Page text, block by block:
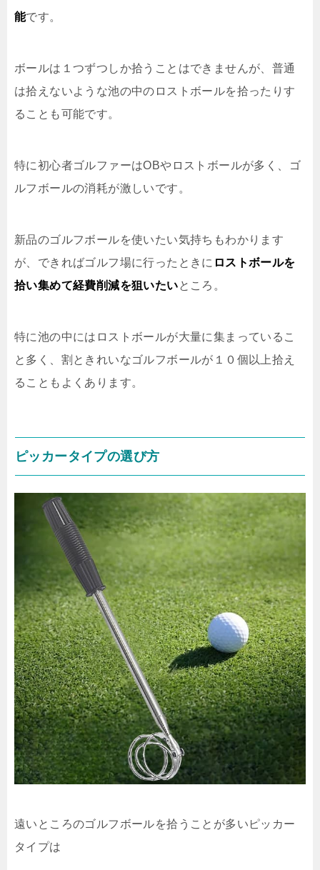
能です。
ボールは１つずつしか拾うことはできませんが、普通
は拾えないような池の中のロストボールを拾ったりす
ることも可能です。
特に初心者ゴルファーはOBやロストボールが多く、ゴ
ルフボールの消耗が激しいです。
新品のゴルフボールを使いたい気持ちもわかります
が、できればゴルフ場に行ったときに ロストボールを
拾い集めて経費削減を狙いたいところ。
特に池の中にはロストボールが大量に集まっているこ
と多く、割ときれいなゴルフボールが１０個以上拾え
ることもよくあります。
ピッカータイプの選び方
遠いところのゴルフボールを拾うことが多いピッカー
タイプは